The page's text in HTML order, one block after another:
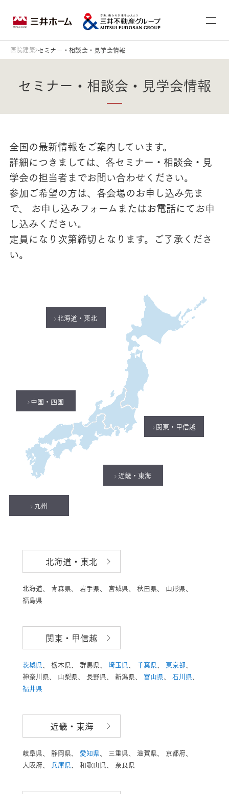
医院建築 セミナー・相談会・見学会情報
セミナー・相談会・見学会情報
全国の最新情報をご案内しています。
詳細につきましては、各セミナー・相談会・見
学会の担当者までお問い合わせください。
参加ご希望の方は、各会場のお申し込み先ま
で、 お申し込みフォームまたはお電話にてお申
し込みください。
定員になり次第締切となります。ご了承くださ
い。
北海道・東北
北海道、 青森県、 岩手県、 宮城県、 秋田県、
山形県、
福島県
関東・甲信越
茨城県 栃木県、 群馬県、 埼玉県 千葉県 東京都
神奈川県、
山梨県、 長野県、 新潟県、 富山県 石川県
福井県
近畿・東海
岐阜県、 静岡県、 愛知県 三重県、 滋賀県、
京都府、
大阪府、
兵庫県 和歌山県、 奈良県
北海道・東北
関東・甲信越
近畿・東海
中国・四国
九州